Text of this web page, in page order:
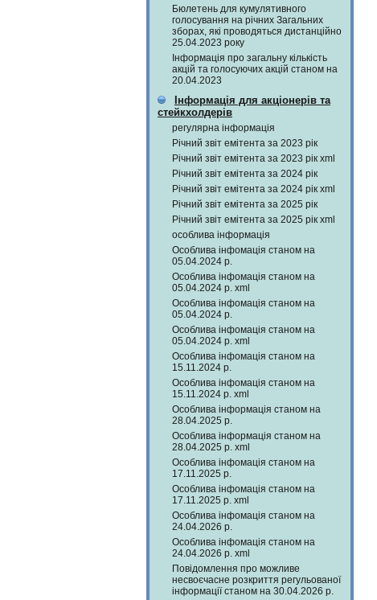
Бюлетень для кумулятивного
голосування на річних Загальних
зборах, які проводяться дистанційно
25.04.2023 року
Інформація про загальну кількість
акцій та голосуючих акцій станом на
20.04.2023
Інформація для акціонерів та
стейкхолдерів
регулярна інформація
Річний звіт емітента за 2023 рік
Річний звіт емітента за 2023 рік xml
Річний звіт емітента за 2024 рік
Річний звіт емітента за 2024 рік xml
Річний звіт емітента за 2025 рік
Річний звіт емітента за 2025 рік xml
особлива інформація
Особлива інфомація станом на
05.04.2024 р.
Особлива інфомація станом на
05.04.2024 р. xml
Особлива інфомація станом на
05.04.2024 р.
Особлива інфомація станом на
05.04.2024 р. xml
Особлива інфомація станом на
15.11.2024 р.
Особлива інфомація станом на
15.11.2024 р. xml
Особлива інформація станом на
28.04.2025 р.
Особлива інформація станом на
28.04.2025 р. xml
Особлива інфомація станом на
17.11.2025 р.
Особлива інфомація станом на
17.11.2025 р. xml
Особлива інфомація станом на
24.04.2026 р.
Особлива інфомація станом на
24.04.2026 р. xml
Повідомлення про можливе
несвоєчасне розкриття регульованої
інформації станом на 30.04.2026 р.